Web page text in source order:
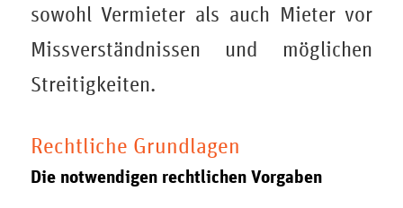
sowohl Vermieter als auch Mieter vor
Missverständnissen und möglichen
Streitigkeiten.
Rechtliche Grundlagen
Die notwendigen rechtlichen Vorgaben